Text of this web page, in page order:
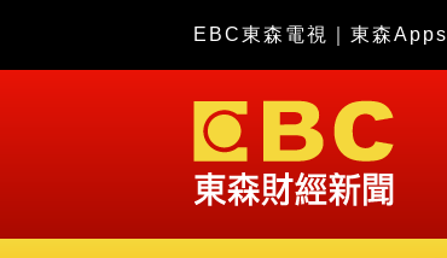
EBC東森電視 東森Apps